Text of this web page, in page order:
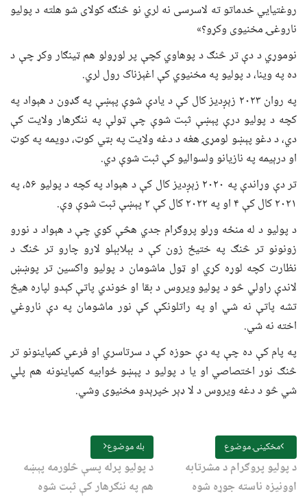
روغتیايي خدماتو ته لاسرسی نه لري نو څنګه کولای شو هلته د پولیو
ناروغۍ مخنیوی وکړو؟»
نوموړي د دې تر څنګ د پوهاوي کچې پر لوړولو هم ټینګار وکړ چې د
ده په وینا، د پولیو په مخنیوي کې اغېزناک رول لري.
په روان ۲۰۲۳ زېږدیز کال کې د یادې شوې پېښې په ګډون د هېواد په
کچه د پولیو درې پېښې ثبت شوې چې ټولې په ننګرهار ولایت کې
دي، د دغو پېښو لومړۍ هغه د دغه ولایت په بټي کوټ، دویمه په کوټ
او درېیمه په نازیانو ولسواليو کې ثبت شوې دي.
تر دې وړاندې په ۲۰۲۰ زېږدیز کال کې د هېواد په کچه د پولیو ۵۶، په
۲۰۲۱ کال کې ۴ او په ۲۰۲۲ کال کې ۲ پېښې ثبت شوې وې.
د پولیو د له منځه وړلو پروګرام جدي هڅې کوي چې د هېواد د نورو
زونونو تر څنګ په ختیځ زون کې د بېلابېلو لارو چارو تر څنګ د
نظارت کچه لوړه کړي او ټول ماشومان د پولیو واکسین تر پوښښ
لاندې راولي څو د پولیو ویروس د بقا او خوندي پاتې کېدو لپاره هیڅ
تشه پاتې نه شي او په راتلونکې کې نور ماشومان په دې ناروغي
اخته نه شي.
په پام کې ده چې په دې حوزه کې د سرتاسري او فرعي کمپاینونو تر
څنګ نور اختصاصي او یا د پولیو د پېښو ځوابیه کمپاینونه هم پلي
شي څو د دغه ویروس د لا ډېر خپرېدو مخنیوی وشي.
مخکینۍ موضوع
د پولیو پروګرام د مشرتابه
اوونیزه ناسته جوړه شوه
بله موضوع
د پولیو پرله پسې څلورمه پېښه
هم په ننګرهار کې ثبت شوه